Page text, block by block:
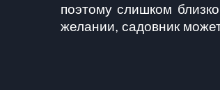
поэтому слишком
желании, садовник